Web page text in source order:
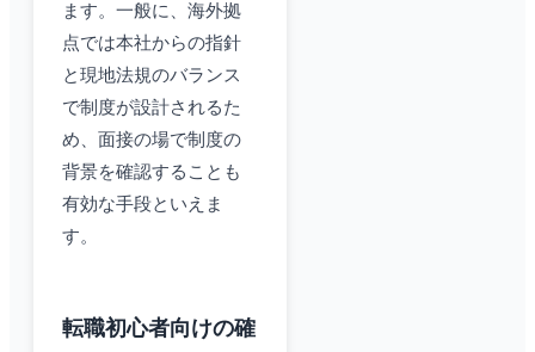
ます。一般に、海外拠
点では本社からの指針
と現地法規のバランス
で制度が設計されるた
め、面接の場で制度の
背景を確認することも
有効な手段といえま
す。
転職初心者向けの確